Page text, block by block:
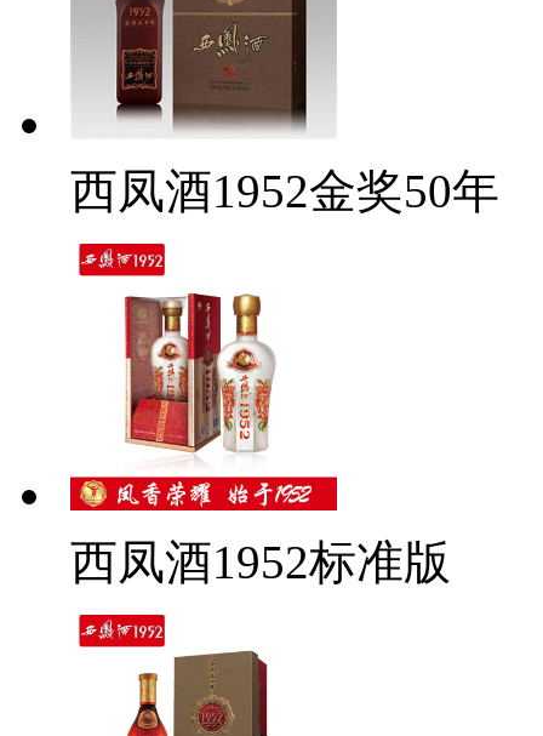
西凤酒1952金奖50年
西凤酒1952标准版